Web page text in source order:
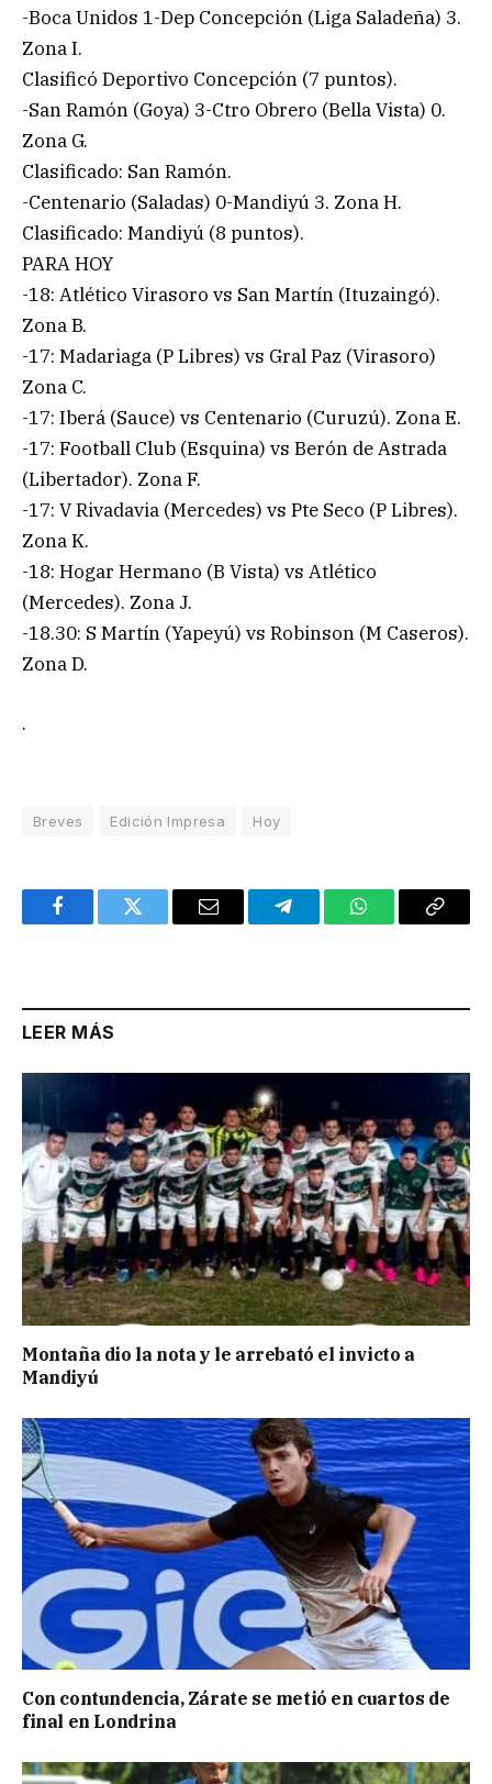
-Boca Unidos 1-Dep Concepción (Liga Saladeña) 3.
Zona I.
Clasificó Deportivo Concepción (7 puntos).
-San Ramón (Goya) 3-Ctro Obrero (Bella Vista) 0.
Zona G.
Clasificado: San Ramón.
-Centenario (Saladas) 0-Mandiyú 3. Zona H.
Clasificado: Mandiyú (8 puntos).
PARA HOY
-18: Atlético Virasoro vs San Martín (Ituzaingó).
Zona B.
-17: Madariaga (P Libres) vs Gral Paz (Virasoro)
Zona C.
-17: Iberá (Sauce) vs Centenario (Curuzú). Zona E.
-17: Football Club (Esquina) vs Berón de Astrada
(Libertador). Zona F.
-17: V Rivadavia (Mercedes) vs Pte Seco (P Libres).
Zona K.
-18: Hogar Hermano (B Vista) vs Atlético
(Mercedes). Zona J.
-18.30: S Martín (Yapeyú) vs Robinson (M Caseros).
Zona D.
.
Breves Edición Impresa Hoy
FacebookTwitter Email TelegramWhatsAppCopy
LEER MÁS
Montaña dio la nota y le arrebató el invicto a
Mandiyú
Con contundencia, Zárate se metió en cuartos de
final en Londrina